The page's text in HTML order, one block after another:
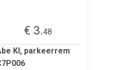
€ 3.48
Kl, parkeerrem